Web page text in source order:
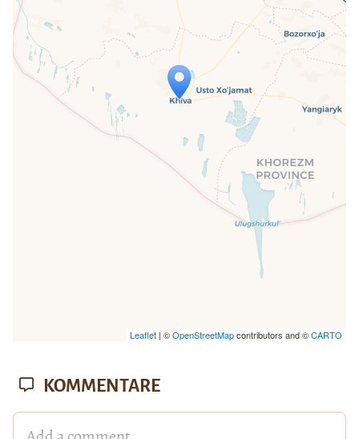
Travelers' Map wird geladen …
Wenn du dies siehst, nachdem deine
Seite vollständig geladen wurde,
fehlen leafletJS-Dateien.
Leaflet| ©OpenStreetMapcontributors and ©CARTO
KOMMENTARE